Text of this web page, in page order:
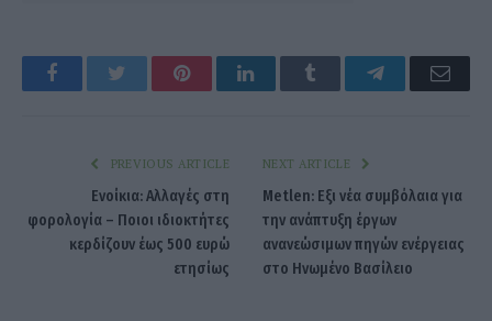
Facebook Twitter PinterestLinkedIn Tumblr Telegram
PREVIOUS ARTICLE
Ενοίκια: Αλλαγές στη
φορολογία – Ποιοι ιδιοκτήτες
κερδίζουν έως 500 ευρώ
ετησίως
NEXT ARTICLE
Metlen: Εξι νέα συμβόλαια για
την ανάπτυξη έργων
ανανεώσιμων πηγών ενέργειας
στο Ηνωμένο Βασίλειο